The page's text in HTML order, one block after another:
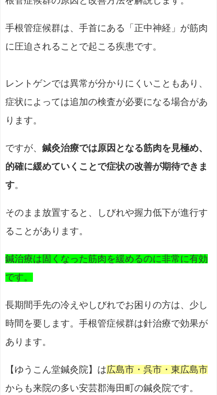
手根管症候群は、手首にある「正中神経」が筋肉
に圧迫されることで起こる疾患です。
レントゲンでは異常が分かりにくいこともあり、
症状によっては追加の検査が必要になる場合があ
ります。
ですが、 鍼灸治療では原因となる筋肉を見極め、
的確に緩めていくことで症状の改善が期待できま
す。
そのまま放置すると、しびれや握力低下が進行す
ることがあります。
鍼治療は固くなった筋肉を緩めるのに非常に有効
です。
長期間手先の冷えやしびれでお困りの方は、少し
時間を要します。手根管症候群は針治療で効果が
あります。
【ゆうこん堂鍼灸院】は広島市・呉市・東広島市
からも来院の多い安芸郡海田町の鍼灸院です。